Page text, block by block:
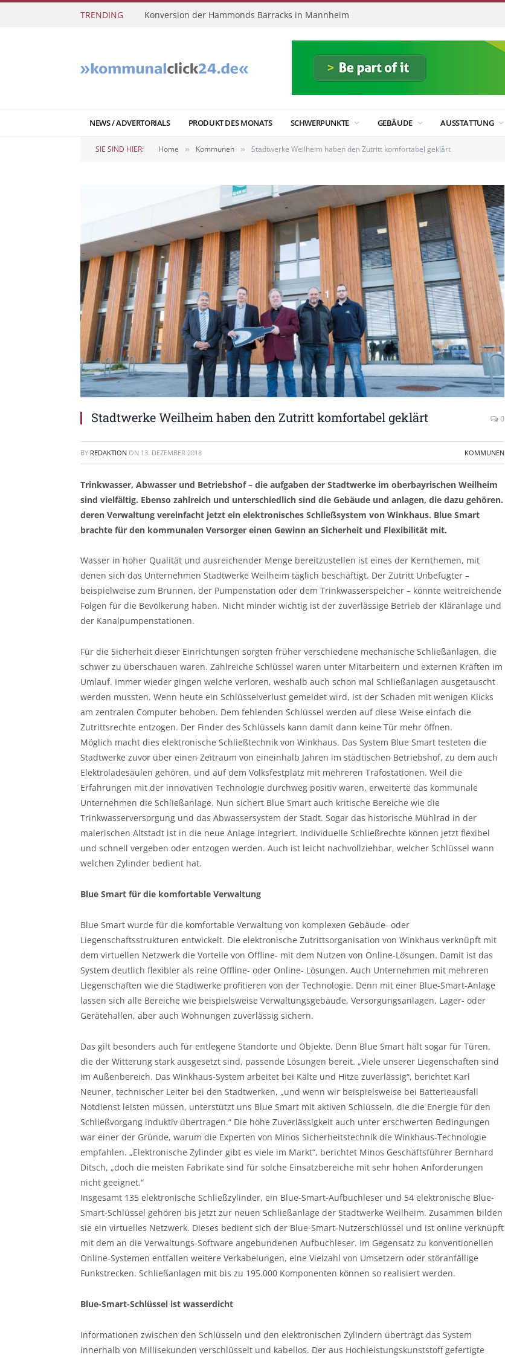
TRENDING Konversion der Hammonds Barracks in Mannheim
NEWS / ADVERTORIALS PRODUKT DES MONATS SCHWERPUNKTE GEBÄUDE AUSSTATTUNG
SIE SIND HIER: Home » Kommunen » Stadtwerke Weilheim haben den Zutritt komfortabel geklärt
Stadtwerke Weilheim haben den Zutritt komfortabel geklärt 0
BY REDAKTION ON 13. DEZEMBER 2018 KOMMUNEN
Trinkwasser, Abwasser und Betriebshof – die aufgaben der Stadtwerke im oberbayrischen Weilheim
sind vielfältig. Ebenso zahlreich und unterschiedlich sind die Gebäude und anlagen, die dazu gehören.
deren Verwaltung vereinfacht jetzt ein elektronisches Schließsystem von Winkhaus. Blue Smart
brachte für den kommunalen Versorger einen Gewinn an Sicherheit und Flexibilität mit.
Wasser in hoher Qualität und ausreichender Menge bereitzustellen ist eines der Kernthemen, mit
denen sich das Unternehmen Stadtwerke Weilheim täglich beschäftigt. Der Zutritt Unbefugter –
beispielweise zum Brunnen, der Pumpenstation oder dem Trinkwasserspeicher – könnte weitreichende
Folgen für die Bevölkerung haben. Nicht minder wichtig ist der zuverlässige Betrieb der Kläranlage und
der Kanalpumpenstationen.
Für die Sicherheit dieser Einrichtungen sorgten früher verschiedene mechanische Schließanlagen, die
schwer zu überschauen waren. Zahlreiche Schlüssel waren unter Mitarbeitern und externen Kräften im
Umlauf. Immer wieder gingen welche verloren, weshalb auch schon mal Schließanlagen ausgetauscht
werden mussten. Wenn heute ein Schlüsselverlust gemeldet wird, ist der Schaden mit wenigen Klicks
am zentralen Computer behoben. Dem fehlenden Schlüssel werden auf diese Weise einfach die
Zutrittsrechte entzogen. Der Finder des Schlüssels kann damit dann keine Tür mehr öffnen.
Möglich macht dies elektronische Schließtechnik von Winkhaus. Das System Blue Smart testeten die
Stadtwerke zuvor über einen Zeitraum von eineinhalb Jahren im städtischen Betriebshof, zu dem auch
Elektroladesäulen gehören, und auf dem Volksfestplatz mit mehreren Trafostationen. Weil die
Erfahrungen mit der innovativen Technologie durchweg positiv waren, erweiterte das kommunale
Unternehmen die Schließanlage. Nun sichert Blue Smart auch kritische Bereiche wie die
Trinkwasserversorgung und das Abwassersystem der Stadt. Sogar das historische Mühlrad in der
malerischen Altstadt ist in die neue Anlage integriert. Individuelle Schließrechte können jetzt flexibel
und schnell vergeben oder entzogen werden. Auch ist leicht nachvollziehbar, welcher Schlüssel wann
welchen Zylinder bedient hat.
Blue Smart für die komfortable Verwaltung
Blue Smart wurde für die komfortable Verwaltung von komplexen Gebäude- oder
Liegenschaftsstrukturen entwickelt. Die elektronische Zutrittsorganisation von Winkhaus verknüpft mit
dem virtuellen Netzwerk die Vorteile von Offline- mit dem Nutzen von Online-Lösungen. Damit ist das
System deutlich flexibler als reine Offline- oder Online- Lösungen. Auch Unternehmen mit mehreren
Liegenschaften wie die Stadtwerke profitieren von der Technologie. Denn mit einer Blue-Smart-Anlage
lassen sich alle Bereiche wie beispielsweise Verwaltungsgebäude, Versorgungsanlagen, Lager- oder
Gerätehallen, aber auch Wohnungen zuverlässig sichern.
Das gilt besonders auch für entlegene Standorte und Objekte. Denn Blue Smart hält sogar für Türen,
die der Witterung stark ausgesetzt sind, passende Lösungen bereit. „Viele unserer Liegenschaften sind
im Außenbereich. Das Winkhaus-System arbeitet bei Kälte und Hitze zuverlässig“, berichtet Karl
Neuner, technischer Leiter bei den Stadtwerken, „und wenn wir beispielsweise bei Batterieausfall
Notdienst leisten müssen, unterstützt uns Blue Smart mit aktiven Schlüsseln, die die Energie für den
Schließvorgang induktiv übertragen.“ Die hohe Zuverlässigkeit auch unter erschwerten Bedingungen
war einer der Gründe, warum die Experten von Minos Sicherheitstechnik die Winkhaus-Technologie
empfahlen. „Elektronische Zylinder gibt es viele im Markt“, berichtet Minos Geschäftsführer Bernhard
Ditsch, „doch die meisten Fabrikate sind für solche Einsatzbereiche mit sehr hohen Anforderungen
nicht geeignet.“
Insgesamt 135 elektronische Schließzylinder, ein Blue-Smart-Aufbuchleser und 54 elektronische Blue-
Smart-Schlüssel gehören bis jetzt zur neuen Schließanlage der Stadtwerke Weilheim. Zusammen bilden
sie ein virtuelles Netzwerk. Dieses bedient sich der Blue-Smart-Nutzerschlüssel und ist online verknüpft
mit dem an die Verwaltungs-Software angebundenen Aufbuchleser. Im Gegensatz zu konventionellen
Online-Systemen entfallen weitere Verkabelungen, eine Vielzahl von Umsetzern oder störanfällige
Funkstrecken. Schließanlagen mit bis zu 195.000 Komponenten können so realisiert werden.
Blue-Smart-Schlüssel ist wasserdicht
Informationen zwischen den Schlüsseln und den elektronischen Zylindern überträgt das System
innerhalb von Millisekunden verschlüsselt und kabellos. Der aus Hochleistungskunststoff gefertigte